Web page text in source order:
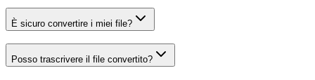
È sicuro convertire i miei file?
Posso trascrivere il file convertito?